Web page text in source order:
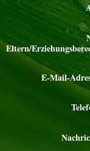
Eltern/
E-Mail-